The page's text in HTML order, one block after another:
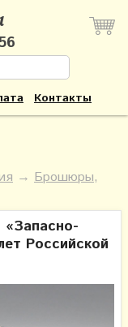
Контакты
→ Брошюры,
Российской